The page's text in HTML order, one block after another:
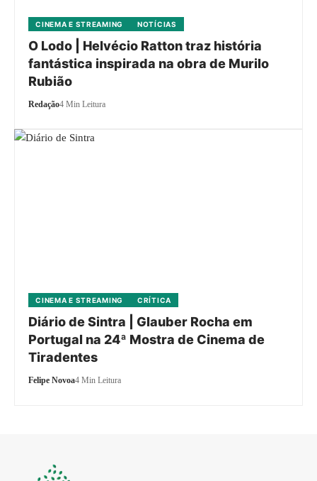
CINEMA E STREAMING NOTÍCIAS
O Lodo | Helvécio Ratton traz história
fantástica inspirada na obra de Murilo
Rubião
Redação4 Min Leitura
CINEMA E STREAMING CRÍTICA
Diário de Sintra | Glauber Rocha em
Portugal na 24ª Mostra de Cinema de
Tiradentes
Felipe Novoa4 Min Leitura